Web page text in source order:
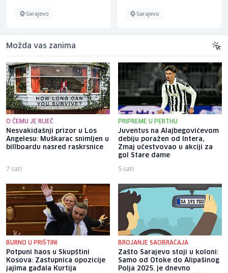
Sarajevo Sarajevo
Možda vas zanima
O ČEMU JE RIJEČ
Nesvakidašnji prizor u Los
Angelesu: Muškarac snimljen u
billboardu nasred raskrsnice
7 sati
PRIPREME U PERTHU
Juventus na Alajbegovićevom
debiju poražen od Intera,
Zmaj učestvovao u akciji za
gol Stare dame
5 sati
BURNO U PRIŠTINI
Potpuni haos u Skupštini
Kosova: Zastupnica opozicije
jajima gađala Kurtija
BROJANJE SAOBRAĆAJA
Zašto Sarajevo stoji u koloni:
Samo od Otoke do Alipašinog
Polja 2025. je dnevno